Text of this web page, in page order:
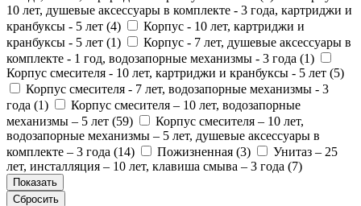
10 лет, душевые аксессуары в комплекте - 3 года, картриджи и
кранбуксы - 5 лет (4)
Корпус - 10 лет, картриджи и
кранбуксы - 5 лет (1)
Корпус - 7 лет, душевые аксессуары в
комплекте - 1 год, водозапорные механизмы - 3 года (1)
Корпус смесителя - 10 лет, картриджи и кранбуксы - 5 лет (5)
Корпус смесителя - 7 лет, водозапорные механизмы - 3
года (1)
Корпус смесителя – 10 лет, водозапорные
механизмы – 5 лет (59)
Корпус смесителя – 10 лет,
водозапорные механизмы – 5 лет, душевые аксессуары в
комплекте – 3 года (14) Пожизненная (3)
Унитаз – 25
лет, инсталляция – 10 лет, клавиша смыва – 3 года (7)